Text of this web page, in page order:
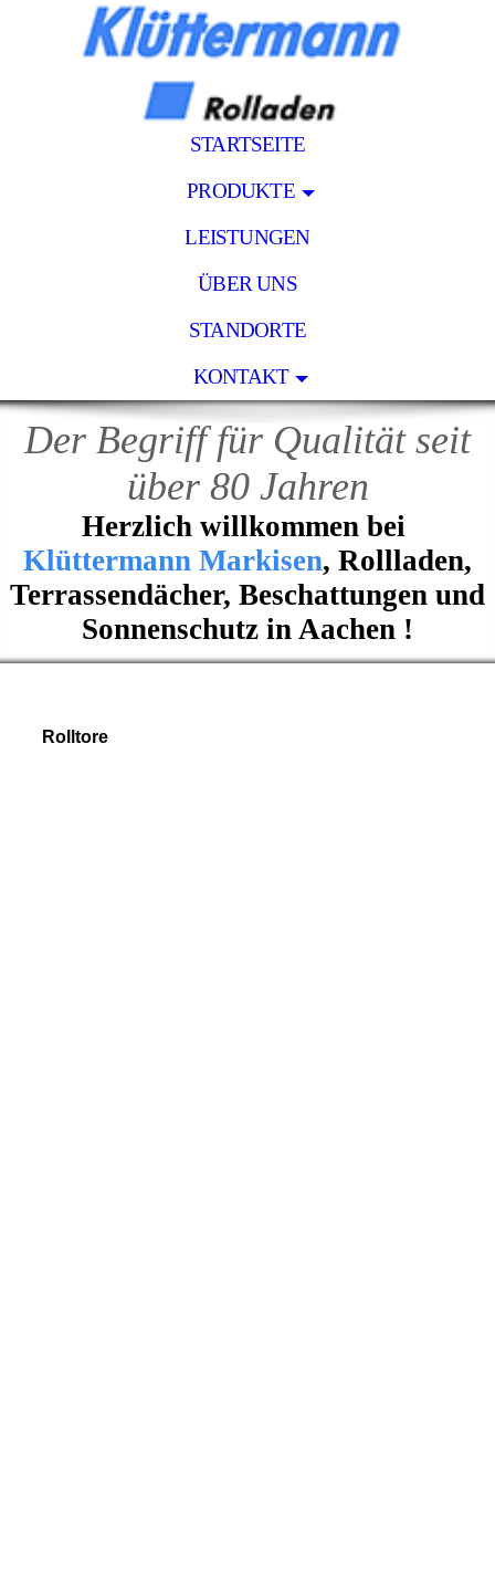
STARTSEITE
PRODUKTE
LEISTUNGEN
ÜBER UNS
STANDORTE
KONTAKT
Der Begriff für Qualität seit
über 80 Jahren
Herzlich willkommen bei
Klüttermann Markisen, Rollladen,
Terrassendächer, Beschattungen und
Sonnenschutz in Aachen !
Rolltore